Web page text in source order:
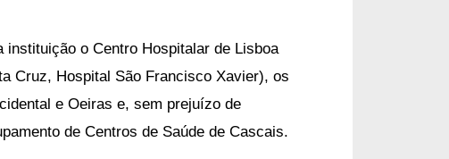
instituição o Centro Hospitalar de Lisboa
Cruz, Hospital São Francisco Xavier), os
e Oeiras e, sem prejuízo de
de Centros de Saúde de Cascais.